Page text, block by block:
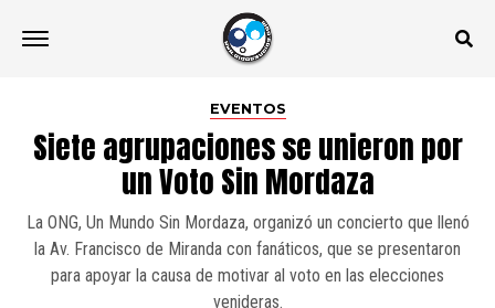
EVENTOS
Siete agrupaciones se unieron por
un Voto Sin Mordaza
La ONG, Un Mundo Sin Mordaza, organizó un concierto que llenó
la Av. Francisco de Miranda con fanáticos, que se presentaron
para apoyar la causa de motivar al voto en las elecciones
venideras.